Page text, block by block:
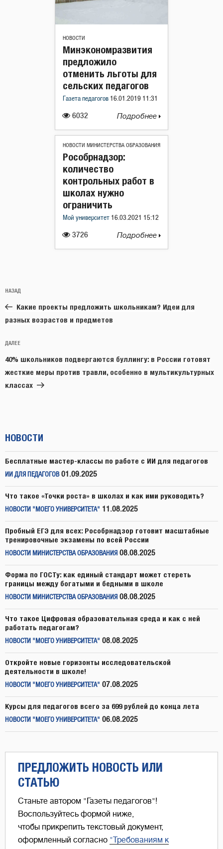
НОВОСТИ
6032
Минэкономразвития
предложило
отменить льготы для
сельских педагогов
Газета педагогов 16.01.2019 11:31
Подробнее
НОВОСТИ МИНИСТЕРСТВА ОБРАЗОВАНИЯ
3726
Рособрнадзор:
количество
контрольных работ в
школах нужно
ограничить
Мой университет 16.03.2021 15:12
Подробнее
по
записям
Предыдущая
запись:
НАЗАД
Какие проекты предложить школьникам? Идеи для
разных возрастов и предметов
Следующая
запись
ДАЛЕЕ
40% школьников подвергаются буллингу: в России готовят
жесткие меры против травли, особенно в мультикультурных
классах
НОВОСТИ
Бесплатные мастер-классы по работе с ИИ для педагогов
ИИ ДЛЯ ПЕДАГОГОВ 01.09.2025
Что такое «Точки роста» в школах и как ими руководить?
НОВОСТИ "МОЕГО УНИВЕРСИТЕТА" 11.08.2025
Пробный ЕГЭ для всех: Рособрнадзор готовит масштабные
тренировочные экзамены по всей России
НОВОСТИ МИНИСТЕРСТВА ОБРАЗОВАНИЯ 08.08.2025
Форма по ГОСТу: как единый стандарт может стереть
границы между богатыми и бедными в школе
НОВОСТИ МИНИСТЕРСТВА ОБРАЗОВАНИЯ 08.08.2025
Что такое Цифровая образовательная среда и как с ней
работать педагогам?
НОВОСТИ "МОЕГО УНИВЕРСИТЕТА" 08.08.2025
Откройте новые горизонты исследовательской
деятельности в школе!
НОВОСТИ "МОЕГО УНИВЕРСИТЕТА" 07.08.2025
Курсы для педагогов всего за 699 рублей до конца лета
НОВОСТИ "МОЕГО УНИВЕРСИТЕТА" 06.08.2025
ПРЕДЛОЖИТЬ НОВОСТЬ ИЛИ
СТАТЬЮ
Станьте автором "Газеты педагогов"!
Воспользуйтесь формой ниже,
чтобы прикрепить текстовый документ,
оформленный согласно "Требованиям к